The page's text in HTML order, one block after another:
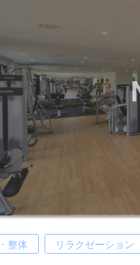
整体 リラクゼーション